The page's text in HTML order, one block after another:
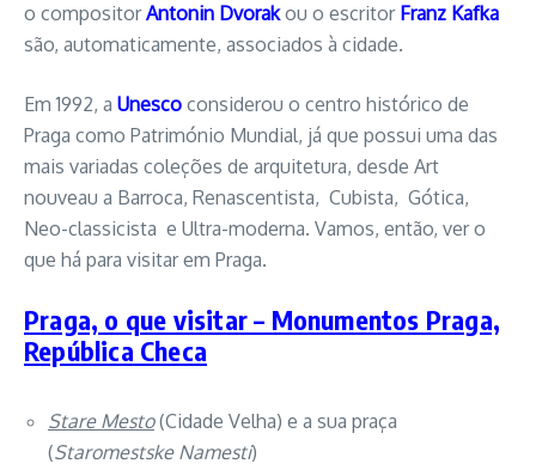
o compositorAntonin Dvorakou o escritor Franz Kafka
são, automaticamente, associados à cidade.
Em 1992, a Unesco considerou o centro histórico de
Praga como Património Mundial, já que possui uma das
mais variadas coleções de arquitetura, desde Art
nouveau a Barroca, Renascentista, Cubista, Gótica,
Neo-classicista e Ultra-moderna. Vamos, então, ver o
que há para visitar em Praga.
Praga, o que visitar – Monumentos Praga,
República Checa
Stare Mesto(Cidade Velha) e a sua praça
(Staromestske Namesti)